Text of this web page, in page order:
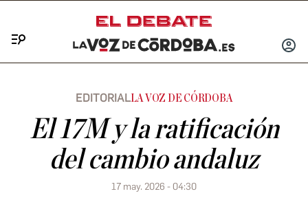
INICIAR
EDITORIAL LA VOZ DE CÓRDOBA
El 17M y la ratificación
del cambio andaluz
17 may. 2026 - 04:30